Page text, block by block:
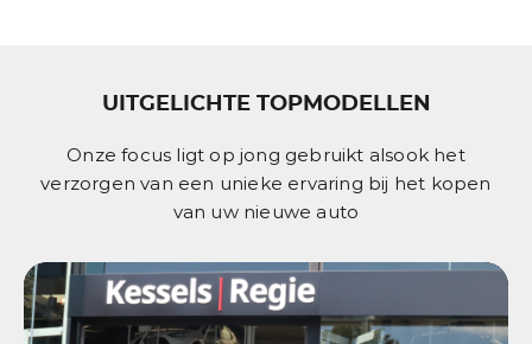
UITGELICHTE TOPMODELLEN
Onze focus ligt op jong gebruikt alsook het
verzorgen van een unieke ervaring bij het kopen
van uw nieuwe auto